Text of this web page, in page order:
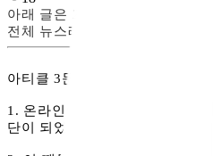
아래 글은 2026년 05월 06일에
전체 뉴스레터를 보시려면 옆의
아티클 3문장 요약
1. 온라인에서는 멤버십 적립률
단이 되었지만, 그만큼 비용 부